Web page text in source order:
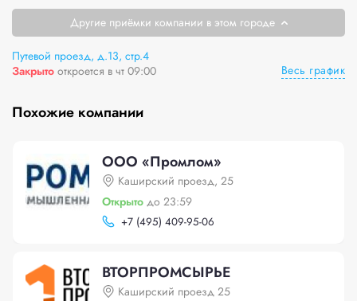
Другие приёмки компании в этом городе
Путевой проезд, д.13, стр.4
Закрыто откроется в чт 09:00 Весь график
Похожие компании
ООО «Промлом»
Каширский проезд, 25
Открыто до 23:59
+7 (495) 409-95-06
ВТОРПРОМСЫРЬЕ
Каширский проезд 25